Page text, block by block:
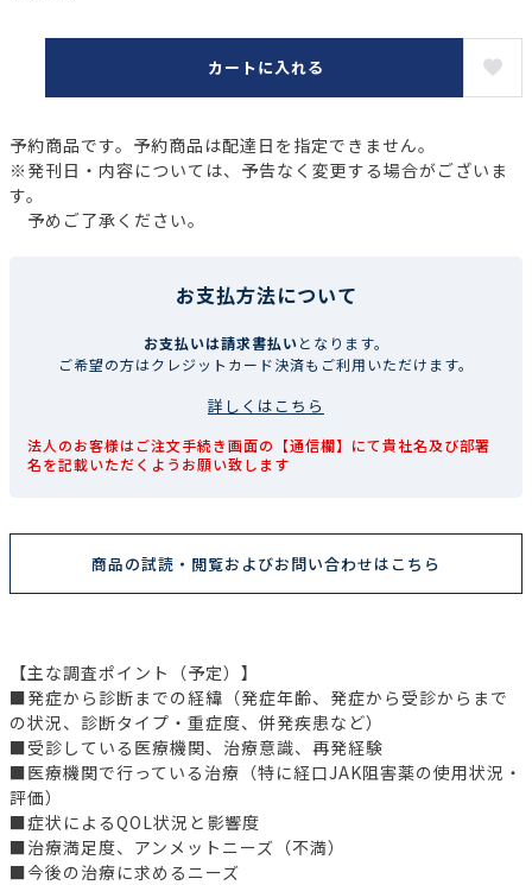
カートに入れる
予約商品です。予約商品は配達日を指定できません。
※発刊日・内容については、予告なく変更する場合がございま
す。
予めご了承ください。
お支払方法について
お支払いは請求書払いとなります。
ご希望の方はクレジットカード決済もご利用いただけます。
詳しくはこちら
法人のお客様はご注文手続き画面の【通信欄】にて貴社名及び部署
名を記載いただくようお願い致します
商品の試読・閲覧およびお問い合わせはこちら
【主な調査ポイント（予定）】
■発症から診断までの経緯（発症年齢、発症から受診からまで
の状況、診断タイプ・重症度、併発疾患など）
■受診している医療機関、治療意識、再発経験
■医療機関で行っている治療（特に経口JAK阻害薬の使用状況・
評価）
■症状によるQOL状況と影響度
■治療満足度、アンメットニーズ（不満）
■今後の治療に求めるニーズ